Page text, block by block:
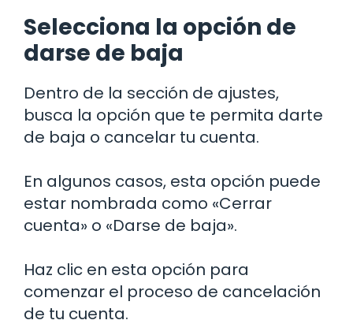
Selecciona la opción de
darse de baja
Dentro de la sección de ajustes,
busca la opción que te permita darte
de baja o cancelar tu cuenta.
En algunos casos, esta opción puede
estar nombrada como «Cerrar
cuenta» o «Darse de baja».
Haz clic en esta opción para
comenzar el proceso de cancelación
de tu cuenta.